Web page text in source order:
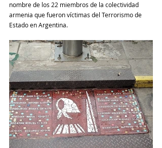
nombre de los 22 miembros de la colectividad
armenia que fueron víctimas del Terrorismo de
Estado en Argentina.